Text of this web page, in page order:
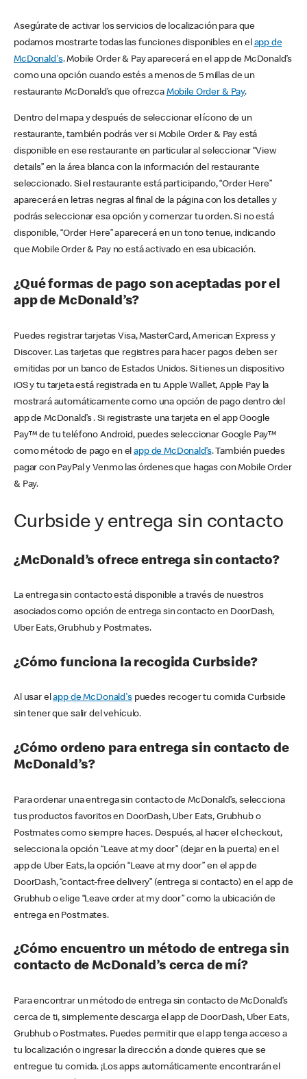
Asegúrate de activar los servicios de localización para que
podamos mostrarte todas las funciones disponibles en el app de
McDonald's. Mobile Order & Pay aparecerá en el app de McDonald’s
como una opción cuando estés a menos de 5 millas de un
restaurante McDonald’s que ofrezca Mobile Order & Pay.
Dentro del mapa y después de seleccionar el ícono de un
restaurante, también podrás ver si Mobile Order & Pay está
disponible en ese restaurante en particular al seleccionar “View
details” en la área blanca con la información del restaurante
seleccionado. Si el restaurante está participando, “Order Here”
aparecerá en letras negras al final de la página con los detalles y
podrás seleccionar esa opción y comenzar tu orden. Si no está
disponible, “Order Here” aparecerá en un tono tenue, indicando
que Mobile Order & Pay no está activado en esa ubicación.
¿Qué formas de pago son aceptadas por el
app de McDonald’s?
Puedes registrar tarjetas Visa, MasterCard, American Express y
Discover. Las tarjetas que registres para hacer pagos deben ser
emitidas por un banco de Estados Unidos. Si tienes un dispositivo
iOS y tu tarjeta está registrada en tu Apple Wallet, Apple Pay la
mostrará automáticamente como una opción de pago dentro del
app de McDonald’s . Si registraste una tarjeta en el app Google
Pay™ de tu teléfono Android, puedes seleccionar Google Pay™
como método de pago en elapp de McDonald’s. También puedes
pagar con PayPal y Venmo las órdenes que hagas con Mobile Order
& Pay.
Curbside y entrega sin contacto
¿McDonald’s ofrece entrega sin contacto?
La entrega sin contacto está disponible a través de nuestros
asociados como opción de entrega sin contacto en DoorDash,
Uber Eats, Grubhub y Postmates.
¿Cómo funciona la recogida Curbside?
Al usar elapp de McDonald'spuedes recoger tu comida Curbside
sin tener que salir del vehículo.
¿Cómo ordeno para entrega sin contacto de
McDonald’s?
Para ordenar una entrega sin contacto de McDonald’s, selecciona
tus productos favoritos en DoorDash, Uber Eats, Grubhub o
Postmates como siempre haces. Después, al hacer el checkout,
selecciona la opción “Leave at my door” (dejar en la puerta) en el
app de Uber Eats, la opción “Leave at my door” en el app de
DoorDash, “contact-free delivery” (entrega si contacto) en el app de
Grubhub o elige “Leave order at my door” como la ubicación de
entrega en Postmates.
¿Cómo encuentro un método de entrega sin
contacto de McDonald’s cerca de mí?
Para encontrar un método de entrega sin contacto de McDonald’s
cerca de ti, simplemente descarga el app de DoorDash, Uber Eats,
Grubhub o Postmates. Puedes permitir que el app tenga acceso a
tu localización o ingresar la dirección a donde quieres que se
entregue tu comida. ¡Los apps automáticamente encontrarán el